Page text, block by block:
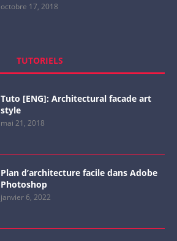
octobre 17, 2018
TUTORIELS
Tuto [ENG]: Architectural facade art
style
mai 21, 2018
Plan d’architecture facile dans Adobe
Photoshop
janvier 6, 2022